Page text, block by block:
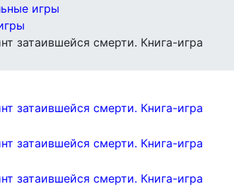
игры
затаившейся смерти. Книга-игра